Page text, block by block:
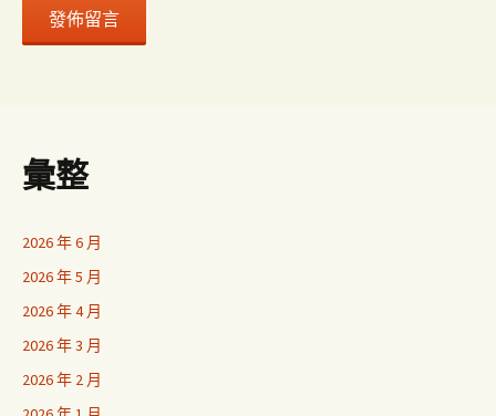
彙整
2026 年 6 月
2026 年 5 月
2026 年 4 月
2026 年 3 月
2026 年 2 月